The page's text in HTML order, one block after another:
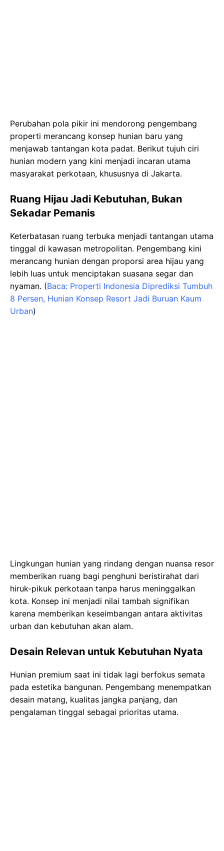
Perubahan pola pikir ini mendorong pengembang
properti merancang konsep hunian baru yang
menjawab tantangan kota padat. Berikut tujuh ciri
hunian modern yang kini menjadi incaran utama
masyarakat perkotaan, khususnya di Jakarta.
Ruang Hijau Jadi Kebutuhan, Bukan
Sekadar Pemanis
Keterbatasan ruang terbuka menjadi tantangan utama
tinggal di kawasan metropolitan. Pengembang kini
merancang hunian dengan proporsi area hijau yang
lebih luas untuk menciptakan suasana segar dan
nyaman. (Baca: Properti Indonesia Diprediksi Tumbuh
8 Persen, Hunian Konsep Resort Jadi Buruan Kaum
Urban)
Lingkungan hunian yang rindang dengan nuansa resor
memberikan ruang bagi penghuni beristirahat dari
hiruk-pikuk perkotaan tanpa harus meninggalkan
kota. Konsep ini menjadi nilai tambah signifikan
karena memberikan keseimbangan antara aktivitas
urban dan kebutuhan akan alam.
Desain Relevan untuk Kebutuhan Nyata
Hunian premium saat ini tidak lagi berfokus semata
pada estetika bangunan. Pengembang menempatkan
desain matang, kualitas jangka panjang, dan
pengalaman tinggal sebagai prioritas utama.